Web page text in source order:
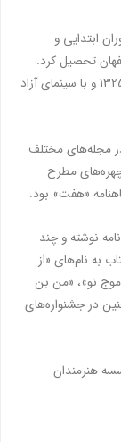
ابتدایی و
تحصیل کرد.
احمد طالبی‌نژاد محمدی فعالیت هنری خود را از سال 1325 و با سینمای آزاد
مجله‌های مختلف
مطرح
«هفت» بود.
نوشته و چند
به نام‌های «از
نو»، «من بن
در جشنواره‌های
و از سال 1395 عضو مؤسسه هنرمندان